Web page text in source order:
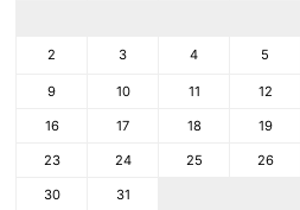
2 3 4 5
9 10 11 12
16 17 18 19
23 24 25 26
30 31